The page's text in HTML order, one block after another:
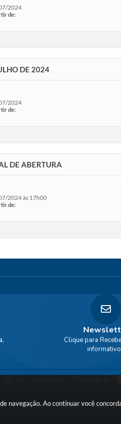
navegação. Ao continuar você
2024
de:
DE 2024
2024
de:
DE ABERTURA
2024 às 17h00
de:
Clique para
Todos os direitos reservados -Instar